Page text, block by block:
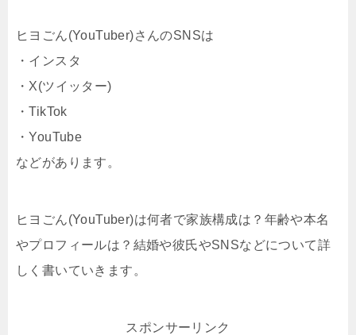
ヒヨごん(YouTuber)さんのSNSは
・インスタ
・X(ツイッター)
・TikTok
・YouTube
などがあります。
ヒヨごん(YouTuber)は何者で家族構成は？年齢や本名
やプロフィールは？結婚や彼氏やSNSなどについて詳
しく書いていきます。
スポンサーリンク